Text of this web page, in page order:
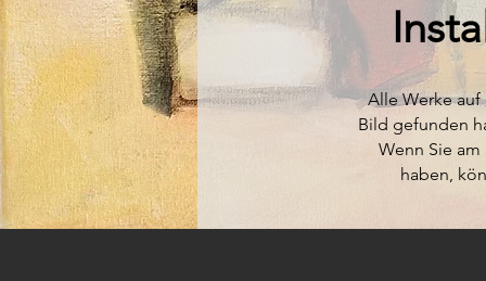
Alle Werke auf
Bild gefunden
Wenn Sie
haben,